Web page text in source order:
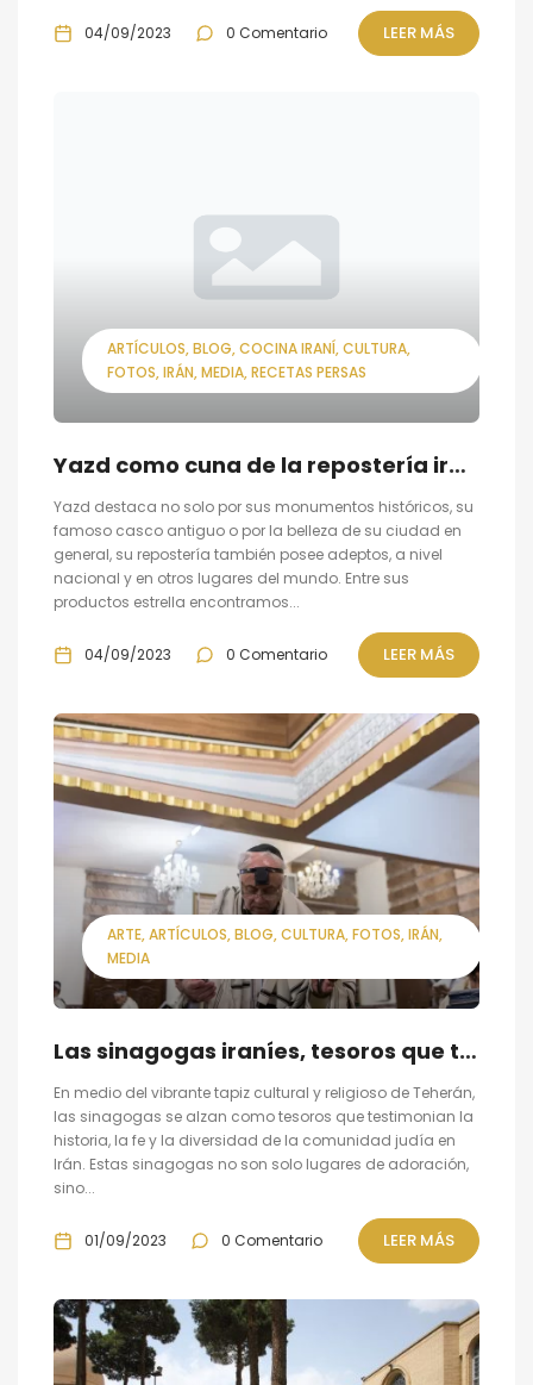
04/09/2023 0 Comentario LEER MÁS
ARTÍCULOS BLOG COCINA IRANÍ CULTURA
FOTOS IRÁN MEDIA RECETAS PERSAS
Yazd como cuna de la repostería iraní
Yazd destaca no solo por sus monumentos históricos, su
famoso casco antiguo o por la belleza de su ciudad en
general, su repostería también posee adeptos, a nivel
nacional y en otros lugares del mundo. Entre sus
productos estrella encontramos...
04/09/2023 0 Comentario LEER MÁS
ARTE ARTÍCULOS BLOG CULTURA FOTOS IRÁN
MEDIA
Las sinagogas iraníes, tesoros que testimonian la historia, la fe y la diversidad de la comunidad judía en Irán
En medio del vibrante tapiz cultural y religioso de Teherán,
las sinagogas se alzan como tesoros que testimonian la
historia, la fe y la diversidad de la comunidad judía en
Irán. Estas sinagogas no son solo lugares de adoración,
sino...
01/09/2023 0 Comentario LEER MÁS